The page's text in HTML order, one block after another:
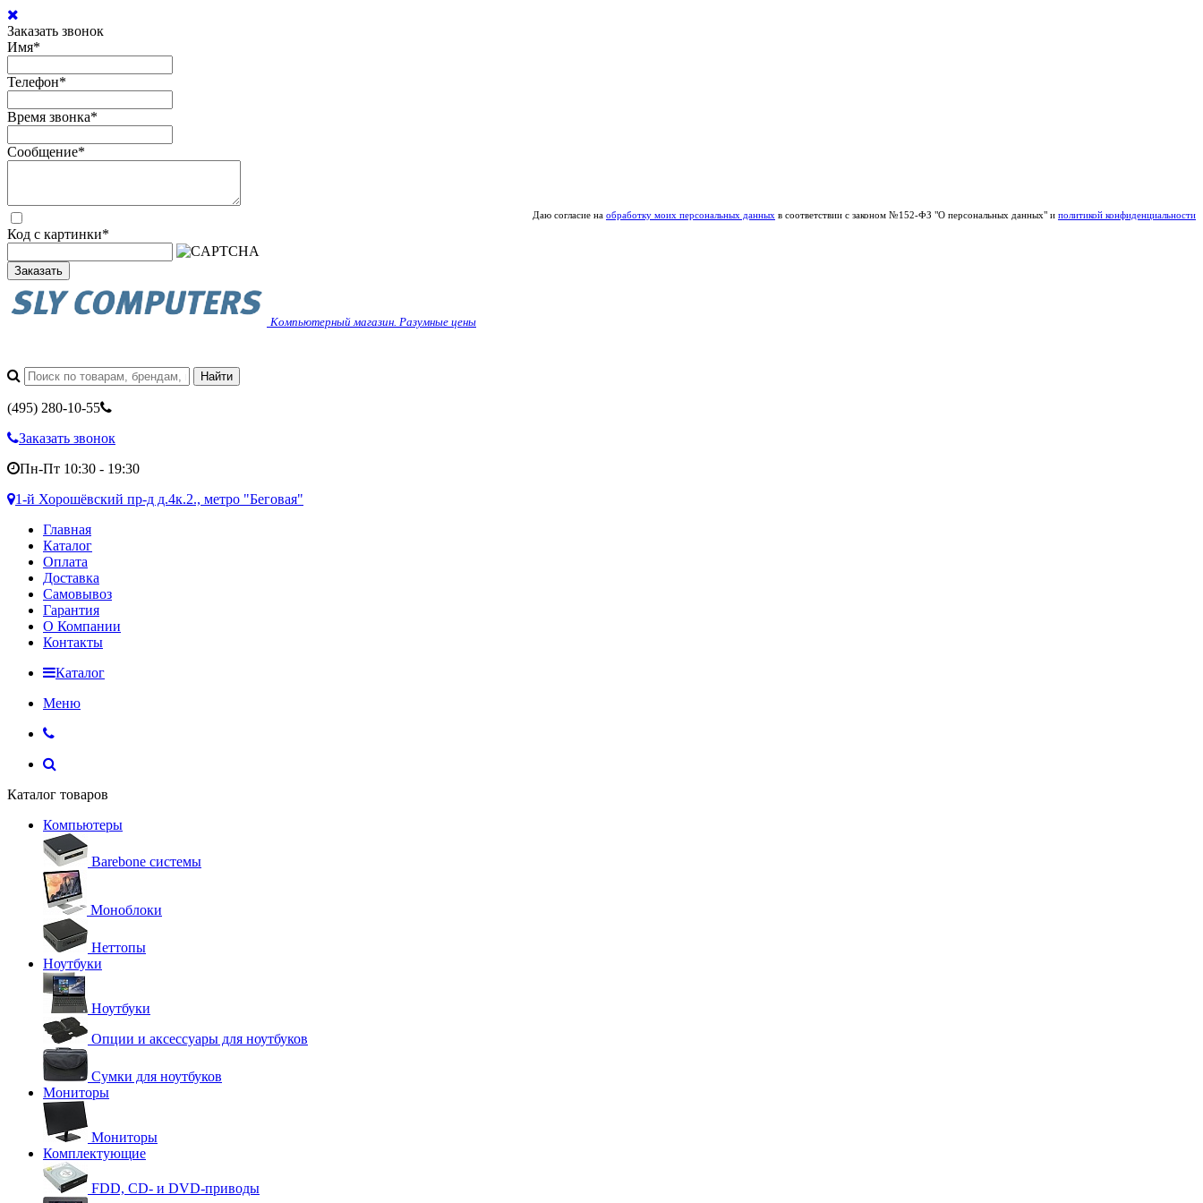
Заказать звонок
Имя*
Телефон*
Время звонка*
Сообщение*
Даю согласие на обработку моих персональных данных в соответствии с законом №152-ФЗ "О персональных данных" и политикой конфиденциальности
Код с картинки*
Заказать
Компьютерный магазин. Разумные цены
(495) 280-10-55
Заказать звонок
Пн-Пт 10:30 - 19:30
1-й Хорошёвский пр-д д.4к.2., метро "Беговая"
Главная
Каталог
Оплата
Доставка
Самовывоз
Гарантия
О Компании
Контакты
Каталог
Меню
Каталог товаров
Компьютеры
Barebone системы
Моноблоки
Неттопы
Ноутбуки
Ноутбуки
Опции и аксессуары для ноутбуков
Сумки для ноутбуков
Мониторы
Мониторы
Комплектующие
FDD, CD- и DVD-приводы